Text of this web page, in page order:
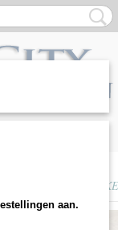
TRENDTIME 3
aan.